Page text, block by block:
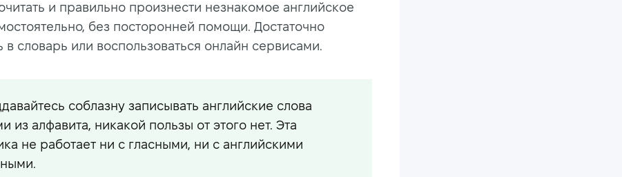
и правильно произнести незнакомое английское
без посторонней помощи. Достаточно
в словарь или воспользоваться онлайн сервисами.
соблазну записывать английские слова
из алфавита, никакой пользы от этого нет. Эта
не работает ни с гласными, ни с английскими